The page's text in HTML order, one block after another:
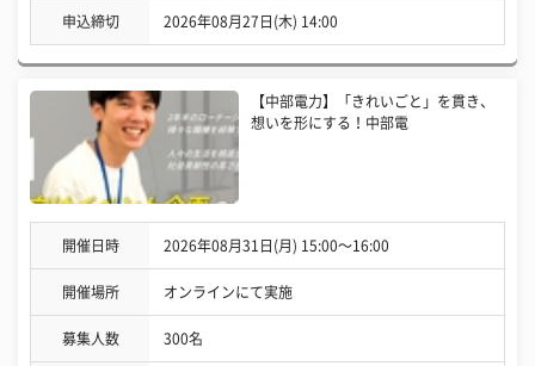
申込締切 2026年08月27日(木) 14:00
【中部電力】「きれいごと」を貫き、
想いを形にする！中部電
開催日時 2026年08月31日(月) 15:00〜16:00
開催場所 オンラインにて実施
募集人数 300名